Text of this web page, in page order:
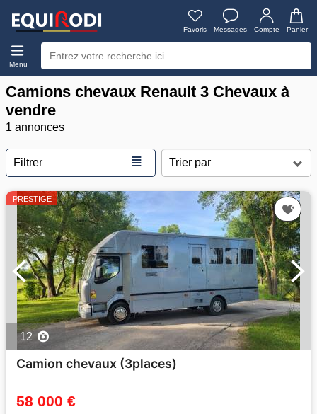
Favoris Messages Compte Panier
Menu
Camions chevaux Renault 3 Chevaux à
vendre
1 annonces
Filtrer ≣
PRESTIGE
12
Camion chevaux (3places)
58 000 €